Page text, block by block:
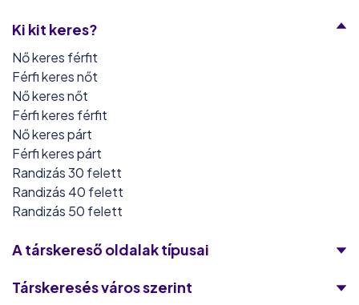
Ki kit keres?
Nő keres férfit
Férfi keres nőt
Nő keres nőt
Férfi keres férfit
Nő keres párt
Férfi keres párt
Randizás 30 felett
Randizás 40 felett
Randizás 50 felett
A társkereső oldalak típusai
Társkeresés város szerint